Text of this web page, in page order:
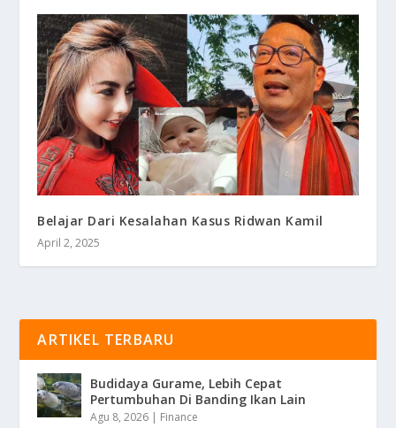
Belajar Dari Kesalahan Kasus Ridwan Kamil
April 2, 2025
ARTIKEL TERBARU
Budidaya Gurame, Lebih Cepat
Pertumbuhan Di Banding Ikan Lain
Agu 8, 2026 | Finance